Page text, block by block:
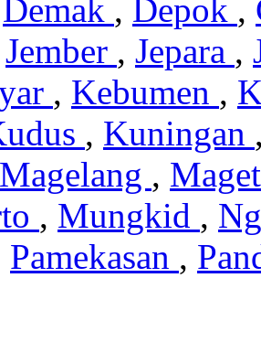
Demak , Depok ,
Jember , Jepara ,
, Kebumen ,
, Kuningan
Magelang ,
, Mungkid ,
Pamekasan ,